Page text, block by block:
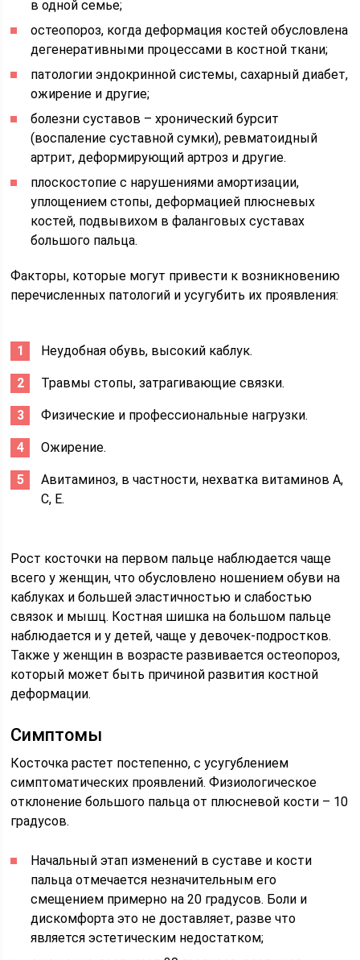
в одной семье;
остеопороз, когда деформация костей обусловлена
дегенеративными процессами в костной ткани;
патологии эндокринной системы, сахарный диабет,
ожирение и другие;
болезни суставов – хронический бурсит
(воспаление суставной сумки), ревматоидный
артрит, деформирующий артроз и другие.
плоскостопие с нарушениями амортизации,
уплощением стопы, деформацией плюсневых
костей, подвывихом в фаланговых суставах
большого пальца.
Факторы, которые могут привести к возникновению
перечисленных патологий и усугубить их проявления:
Неудобная обувь, высокий каблук.
Травмы стопы, затрагивающие связки.
Физические и профессиональные нагрузки.
Ожирение.
Авитаминоз, в частности, нехватка витаминов А,
С, Е.
Рост косточки на первом пальце наблюдается чаще
всего у женщин, что обусловлено ношением обуви на
каблуках и большей эластичностью и слабостью
связок и мышц. Костная шишка на большом пальце
наблюдается и у детей, чаще у девочек-подростков.
Также у женщин в возрасте развивается остеопороз,
который может быть причиной развития костной
деформации.
Симптомы
Косточка растет постепенно, с усугублением
симптоматических проявлений. Физиологическое
отклонение большого пальца от плюсневой кости – 10
градусов.
Начальный этап изменений в суставе и кости
пальца отмечается незначительным его
смещением примерно на 20 градусов. Боли и
дискомфорта это не доставляет, разве что
является эстетическим недостатком;